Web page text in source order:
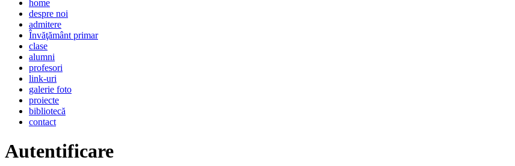
home
despre noi
admitere
Învăţământ primar
clase
alumni
profesori
link-uri
galerie foto
proiecte
bibliotecă
contact
Autentificare